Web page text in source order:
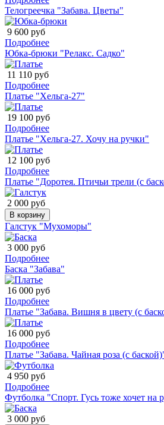
Телогреечка "Забава. Цветы"
9 600 руб
Подробнее
Юбка-брюки "Релакс. Садко"
11 110 руб
Подробнее
Платье "Хельга-27"
19 100 руб
Подробнее
Платье "Хельга-27. Хочу на ручки"
12 100 руб
Подробнее
Платье "Доротея. Птичьи трели (с
2 000 руб
В корзину
Галстук "Мухоморы"
3 000 руб
Подробнее
Баска "Забава"
16 000 руб
Подробнее
Платье "Забава. Вишня в цвету (с
16 000 руб
Подробнее
Платье "Забава. Чайная роза (с
4 950 руб
Подробнее
Футболка "Спорт. Гусь тоже хочет на
3 000 руб